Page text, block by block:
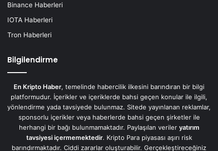
Binance Haberleri
IOTA Haberleri
Tron Haberleri
Bilgilendirme
En Kripto Haber, temelinde habercilik ilkesini barındıran bir bilgi
platformudur. İçerikler ve içeriklerde bahsi geçen konular ile ilgili,
yönlendirme yada tavsiyede bulunmaz. Sitede yayınlanan reklamlar,
sponsorlu içerikler veya haberlerde bahsi geçen şirketler ile
herhangi bir bağı bulunmamaktadır. Paylaşılan veriler yatırım
tavsiyesi içermemektedir. Kripto Para piyasası aşırı risk
barındırmaktadır. Ciddi zararlar oluşturabilir. Gerçekleştireceğiniz